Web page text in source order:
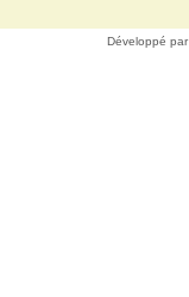
Développé